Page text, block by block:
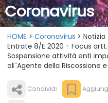
Coronavirus
HOME > Coronavirus >
Entrate 8/E 2020 - Focus
Sospensione attività enti
all`Agente della Riscossione
Condividi